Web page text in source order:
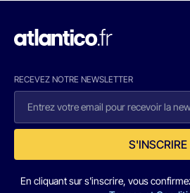
RECEVEZ NOTRE NEWSLETTER
S'INSCRIRE
En cliquant sur s'inscrire, vous